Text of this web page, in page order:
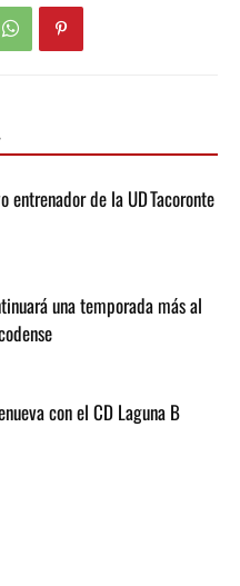
entrenador de la UD Tacoronte
una temporada más al
con el CD Laguna B